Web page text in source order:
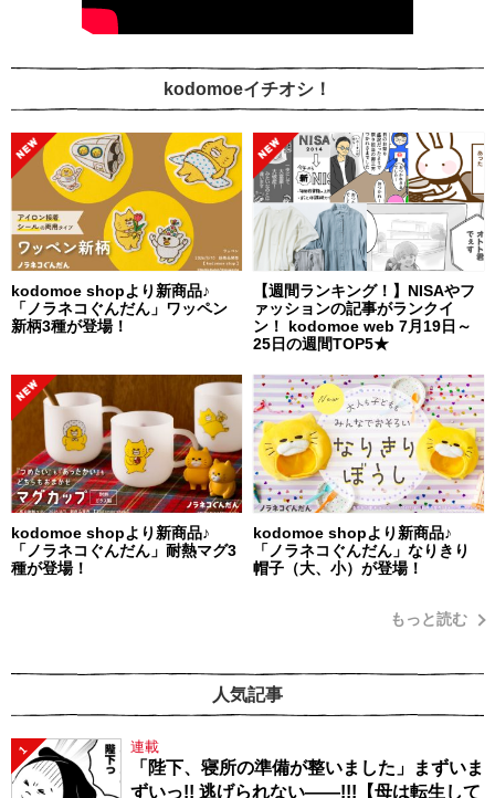
kodomoeイチオシ！
kodomoe shopより新商品♪
「ノラネコぐんだん」ワッペン
新柄3種が登場！
【週間ランキング！】NISAやフ
ァッションの記事がランクイ
ン！ kodomoe web 7月19日～
25日の週間TOP5★
kodomoe shopより新商品♪
「ノラネコぐんだん」耐熱マグ3
種が登場！
kodomoe shopより新商品♪
「ノラネコぐんだん」なりきり
帽子（大、小）が登場！
もっと読む
人気記事
1 連載
「陛下、寝所の準備が整いました」まずいま
ずいっ!! 逃げられない――!!!【母は転生して